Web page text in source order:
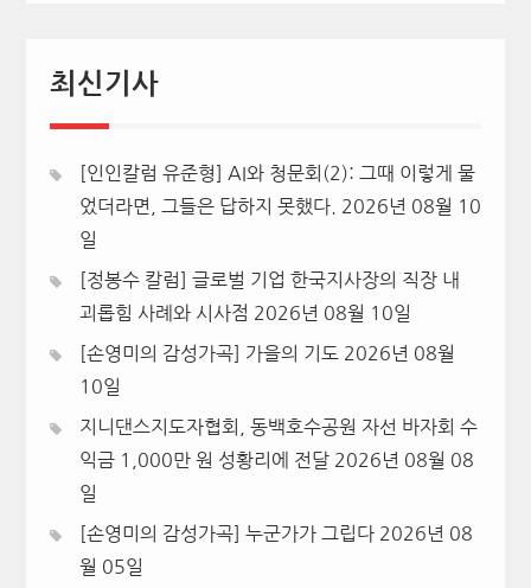
최신기사
[인인칼럼 유준형] AI와 청문회(2): 그때 이렇게 물
었더라면, 그들은 답하지 못했다.
2026년 08월 10
일
[정봉수 칼럼] 글로벌 기업 한국지사장의 직장 내
괴롭힘 사례와 시사점 2026년 08월 10일
[손영미의 감성가곡] 가을의 기도 2026년 08월
10일
지니댄스지도자협회, 동백호수공원 자선 바자회 수
익금 1,000만 원 성황리에 전달 2026년 08월 08
일
[손영미의 감성가곡] 누군가가 그립다 2026년 08
월 05일